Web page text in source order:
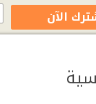
الآن